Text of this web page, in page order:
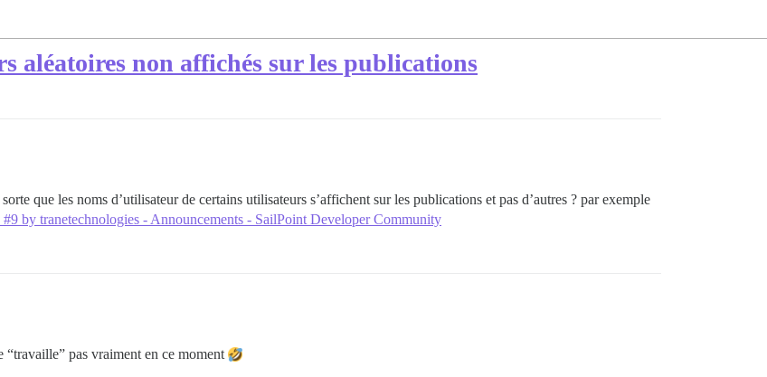
aléatoires non affichés sur les publications
que les noms d’utilisateur de certains utilisateurs s’affichent sur les publications et pas d’autres ? par exemple
by tranetechnologies - Announcements - SailPoint Developer Community
“travaille” pas vraiment en ce moment